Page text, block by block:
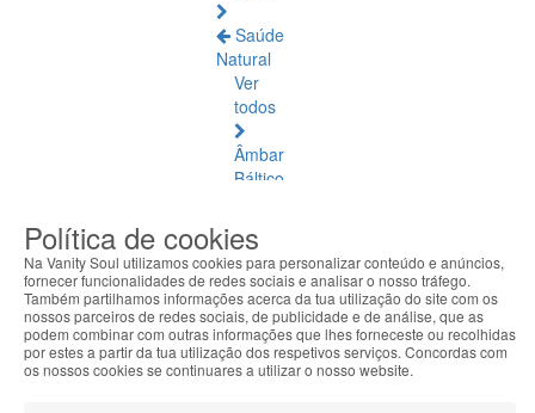
Saúde
Natural
Ver
todos
Âmbar
Báltico
e
Músculos
Bem-
Estar
Quotidiano
Política de cookies
Na Vanity Soul utilizamos cookies para personalizar conteúdo e anúncios,
fornecer funcionalidades de redes sociais e analisar o nosso tráfego.
Também partilhamos informações acerca da tua utilização do site com os
nossos parceiros de redes sociais, de publicidade e de análise, que as
podem combinar com outras informações que lhes forneceste ou recolhidas
por estes a partir da tua utilização dos respetivos serviços. Concordas com
os nossos cookies se continuares a utilizar o nosso website.